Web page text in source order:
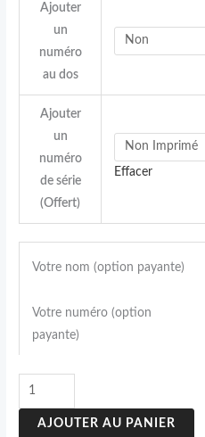
Ajouter
un
numéro
au dos
Ajouter
un
numéro
de série
(Offert)
Effacer
Votre nom (option payante)
Votre numéro (option
payante)
AJOUTER AU PANIER